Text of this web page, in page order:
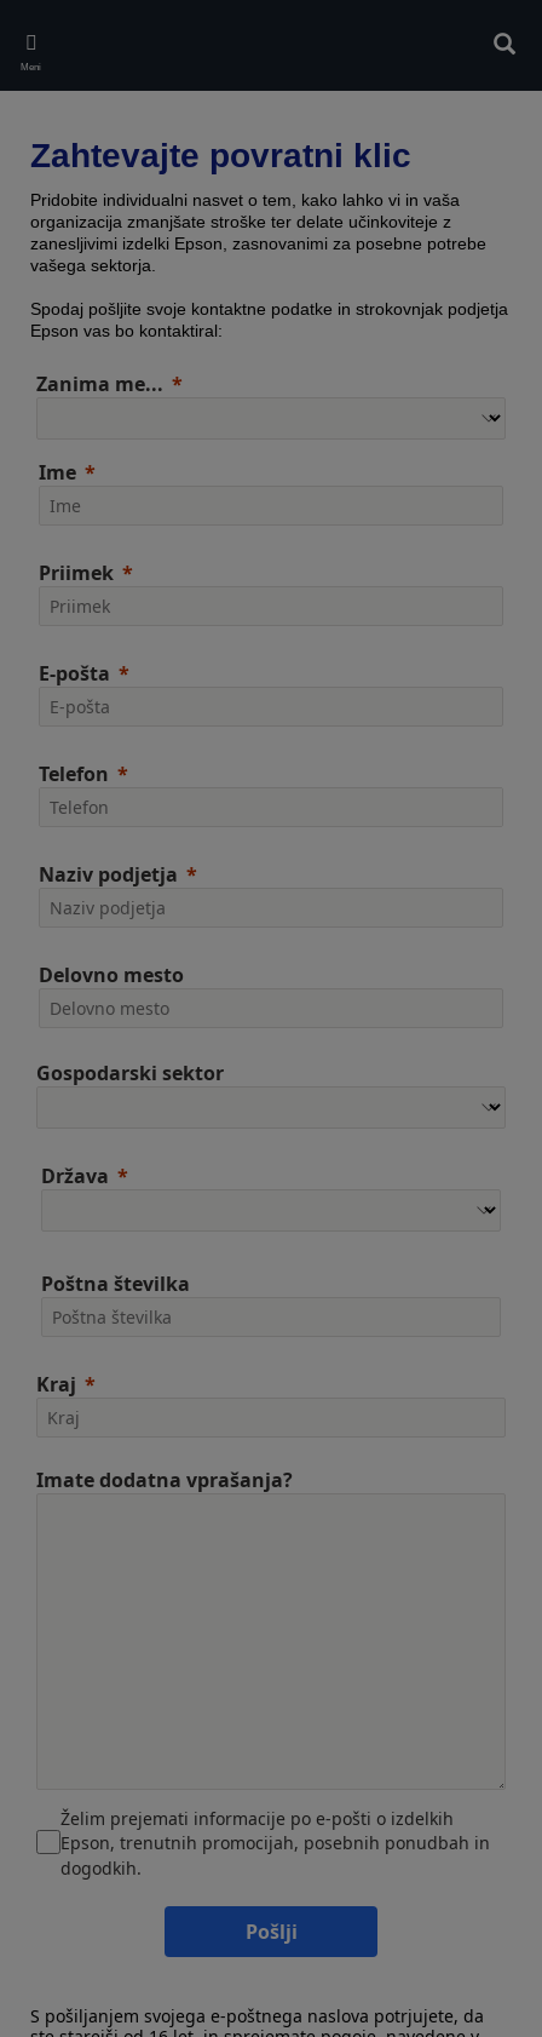
main
content
Meni
Zahtevajte povratni klic
Pridobite individualni nasvet o tem, kako lahko vi in vaša
organizacija zmanjšate stroške ter delate učinkoviteje z
zanesljivimi izdelki Epson, zasnovanimi za posebne potrebe
vašega sektorja.
Spodaj pošljite svoje kontaktne podatke in strokovnjak podjetja
Epson vas bo kontaktiral:
Zanima me...
Ime
Priimek
E-pošta
Telefon
Naziv podjetja
Delovno mesto
Gospodarski sektor
Država
Poštna številka
Kraj
Imate dodatna vprašanja?
Želim prejemati informacije po e-pošti o izdelkih
Epson, trenutnih promocijah, posebnih ponudbah in
dogodkih.
Pošlji
S pošiljanjem svojega e-poštnega naslova potrjujete, da